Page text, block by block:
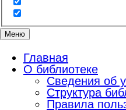
Меню
Главная
О библиотеке
Сведения об
Структура
Правила